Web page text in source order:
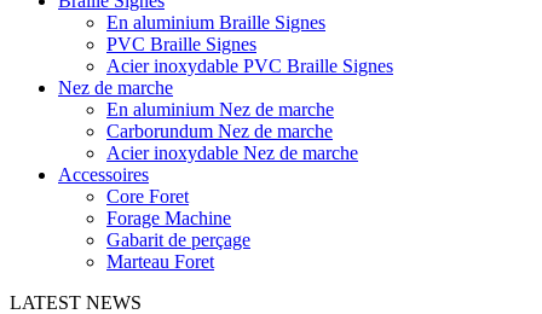
En aluminium Braille Signes
PVC Braille Signes
Acier inoxydable PVC Braille Signes
Nez de marche
En aluminium Nez de marche
Carborundum Nez de marche
Acier inoxydable Nez de marche
Accessoires
Core Foret
Forage Machine
Gabarit de perçage
Marteau Foret
LATEST NEWS